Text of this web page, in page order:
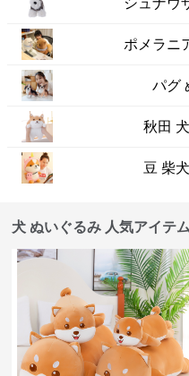
ポメラニ
パグ
秋田
豆 柴
犬 ぬいぐるみ 人気アイテム